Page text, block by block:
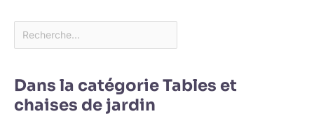
Dans la catégorie Tables et
chaises de jardin